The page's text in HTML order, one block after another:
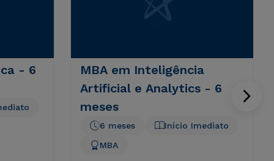
- 6
MBA em Inteligência
Artificial e Analytics - 6
meses
Início Imediato
6 meses
MBA